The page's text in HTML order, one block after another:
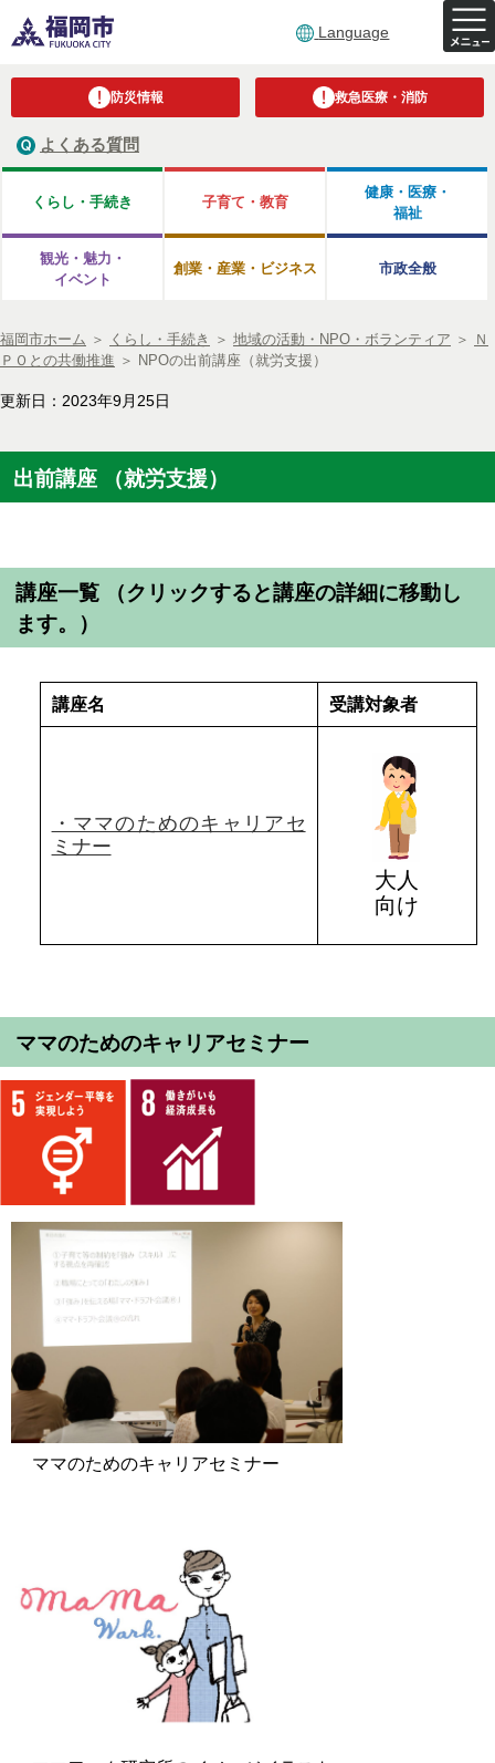
Language
防災情報 救急医療・消防
よくある質問
くらし・手続き 子育て・教育
健康・医療・
福祉
観光・魅力・
イベント
創業・産業・ビジネス 市政全般
福岡市ホーム ＞ くらし・手続き ＞ 地域の活動・NPO・ボランティア ＞
Ｎ
ＰＯとの共働推進 ＞ NPOの出前講座（就労支援）
更新日：2023年9月25日
出前講座 （就労支援）
講座一覧 （クリックすると講座の詳細に移動し
ます。）
講座名 受講対象者
・ママのためのキャリアセ
ミナー
大人
向け
ママのためのキャリアセミナー
ママのためのキャリアセミナー